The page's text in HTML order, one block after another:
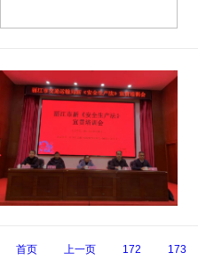
首页 上一页 172 173